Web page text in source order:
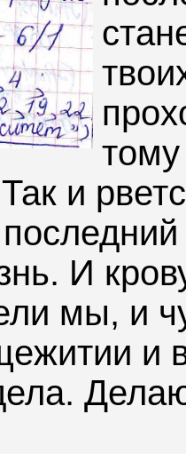
и
И
мы, и
и